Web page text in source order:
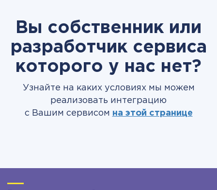
Вы собственник или
разработчик сервиса
которого у нас нет?
Узнайте на каких условиях мы можем
реализовать интеграцию
с Вашим сервисом на этой странице